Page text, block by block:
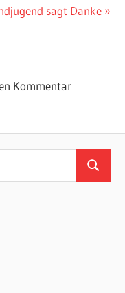
sagt Danke
Kommentar
Suchen